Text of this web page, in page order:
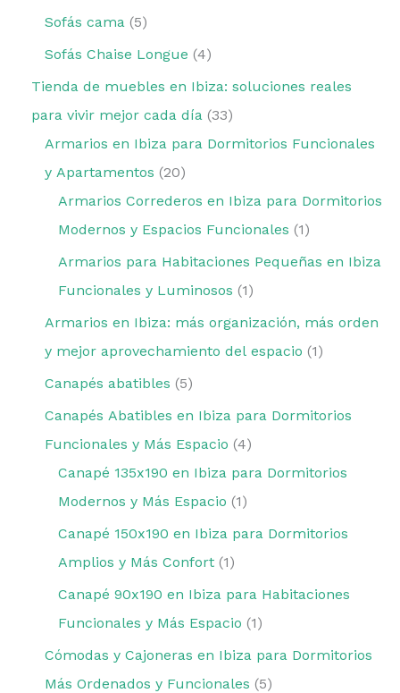
Sofás cama
5
Sofás Chaise Longue 4
Tienda de muebles en Ibiza: soluciones reales
para vivir mejor cada día 33
Armarios en Ibiza para Dormitorios Funcionales
y Apartamentos 20
Armarios Correderos en Ibiza para Dormitorios
Modernos y Espacios Funcionales
1
Armarios para Habitaciones Pequeñas en Ibiza
Funcionales y Luminosos
1
Armarios en Ibiza: más organización, más orden
y mejor aprovechamiento del espacio
1
Canapés abatibles
5
Canapés Abatibles en Ibiza para Dormitorios
Funcionales y Más Espacio 4
Canapé 135x190 en Ibiza para Dormitorios
Modernos y Más Espacio
1
Canapé 150x190 en Ibiza para Dormitorios
Amplios y Más Confort 1
Canapé 90x190 en Ibiza para Habitaciones
Funcionales y Más Espacio
1
Cómodas y Cajoneras en Ibiza para Dormitorios
Más Ordenados y Funcionales
5